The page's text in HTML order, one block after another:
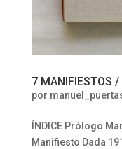
7 MANIFIESTOS
por
ÍNDICE Prólogo
Manifiesto Dada